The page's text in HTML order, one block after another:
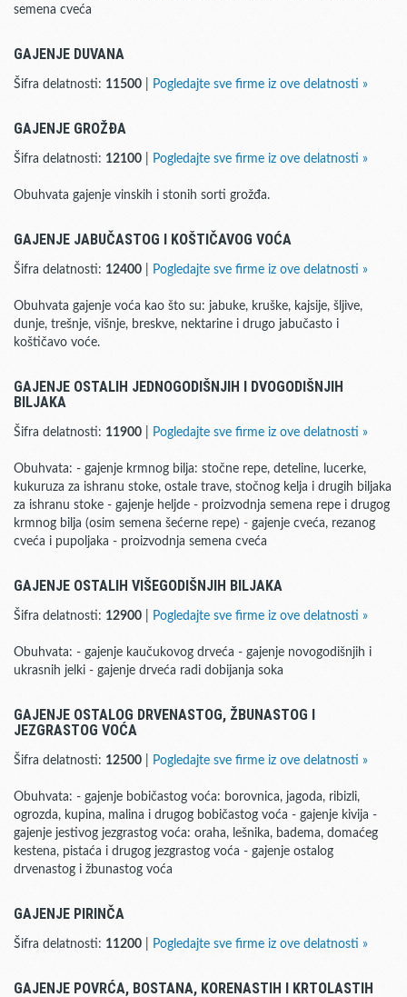
semena cveća
GAJENJE DUVANA
Šifra delatnosti: 11500 Pogledajte sve firme iz ove delatnosti »
GAJENJE GROŽĐA
Šifra delatnosti: 12100 Pogledajte sve firme iz ove delatnosti »
Obuhvata gajenje vinskih i stonih sorti grožđa.
GAJENJE JABUČASTOG I KOŠTIČAVOG VOĆA
Šifra delatnosti: 12400 Pogledajte sve firme iz ove delatnosti »
Obuhvata gajenje voća kao što su: jabuke, kruške, kajsije, šljive,
dunje, trešnje, višnje, breskve, nektarine i drugo jabučasto i
koštičavo voće.
GAJENJE OSTALIH JEDNOGODIŠNJIH I DVOGODIŠNJIH
BILJAKA
Šifra delatnosti: 11900 Pogledajte sve firme iz ove delatnosti »
Obuhvata: - gajenje krmnog bilja: stočne repe, deteline, lucerke,
kukuruza za ishranu stoke, ostale trave, stočnog kelja i drugih biljaka
za ishranu stoke - gajenje heljde - proizvodnja semena repe i drugog
krmnog bilja (osim semena šećerne repe) - gajenje cveća, rezanog
cveća i pupoljaka - proizvodnja semena cveća
GAJENJE OSTALIH VIŠEGODIŠNJIH BILJAKA
Šifra delatnosti: 12900 Pogledajte sve firme iz ove delatnosti »
Obuhvata: - gajenje kaučukovog drveća - gajenje novogodišnjih i
ukrasnih jelki - gajenje drveća radi dobijanja soka
GAJENJE OSTALOG DRVENASTOG, ŽBUNASTOG I
JEZGRASTOG VOĆA
Šifra delatnosti: 12500 Pogledajte sve firme iz ove delatnosti »
Obuhvata: - gajenje bobičastog voća: borovnica, jagoda, ribizli,
ogrozda, kupina, malina i drugog bobičastog voća - gajenje kivija -
gajenje jestivog jezgrastog voća: oraha, lešnika, badema, domaćeg
kestena, pistaća i drugog jezgrastog voća - gajenje ostalog
drvenastog i žbunastog voća
GAJENJE PIRINČA
Šifra delatnosti: 11200 Pogledajte sve firme iz ove delatnosti »
GAJENJE POVRĆA, BOSTANA, KORENASTIH I KRTOLASTIH